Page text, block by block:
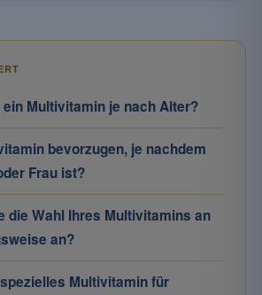
Multivitamin je nach Alter?
bevorzugen, je nachdem
Frau ist?
die Wahl Ihres Multivitamins an
an?
Multivitamin für